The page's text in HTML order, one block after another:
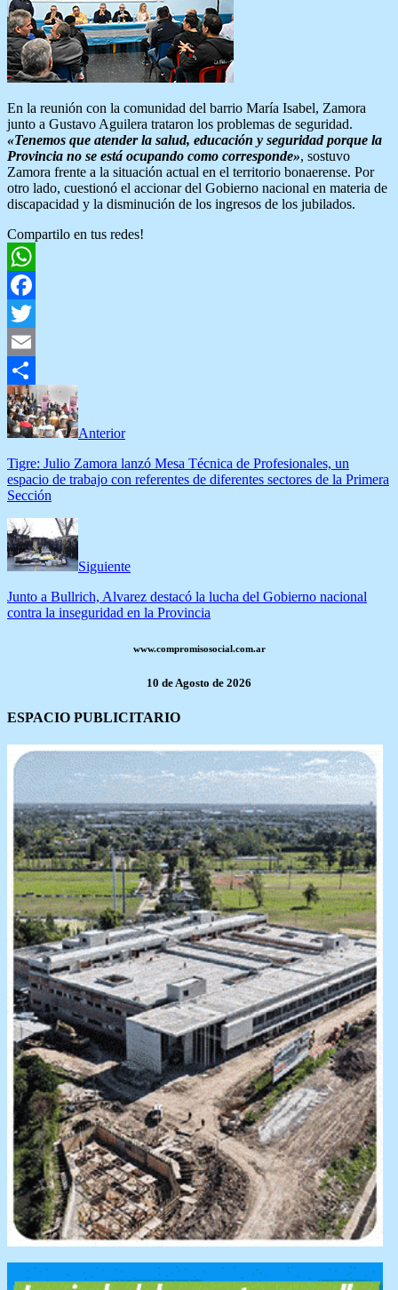
En la reunión con la comunidad del barrio María Isabel, Zamora
junto a Gustavo Aguilera trataron los problemas de seguridad.
«Tenemos que atender la salud, educación y seguridad porque la
Provincia no se está ocupando como corresponde», sostuvo
Zamora frente a la situación actual en el territorio bonaerense. Por
otro lado, cuestionó el accionar del Gobierno nacional en materia de
discapacidad y la disminución de los ingresos de los jubilados.
Compartilo en tus redes!
WhatsApp
Facebook
Twitter
Email
Compartir
Anterior
Tigre: Julio Zamora lanzó Mesa Técnica de Profesionales, un
espacio de trabajo con referentes de diferentes sectores de la Primera
Sección
Siguiente
Junto a Bullrich, Alvarez destacó la lucha del Gobierno nacional
contra la inseguridad en la Provincia
www.compromisosocial.com.ar
10 de Agosto de 2026
ESPACIO PUBLICITARIO